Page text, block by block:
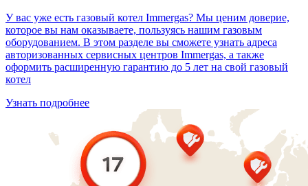
У вас уже есть газовый котел Immergas? Мы ценим доверие,
которое вы нам оказываете, пользуясь нашим газовым
оборудованием. В этом разделе вы сможете узнать адреса
авторизованных сервисных центров Immergas, а также
оформить расширенную гарантию до 5 лет на свой газовый
котел
Узнать подробнее